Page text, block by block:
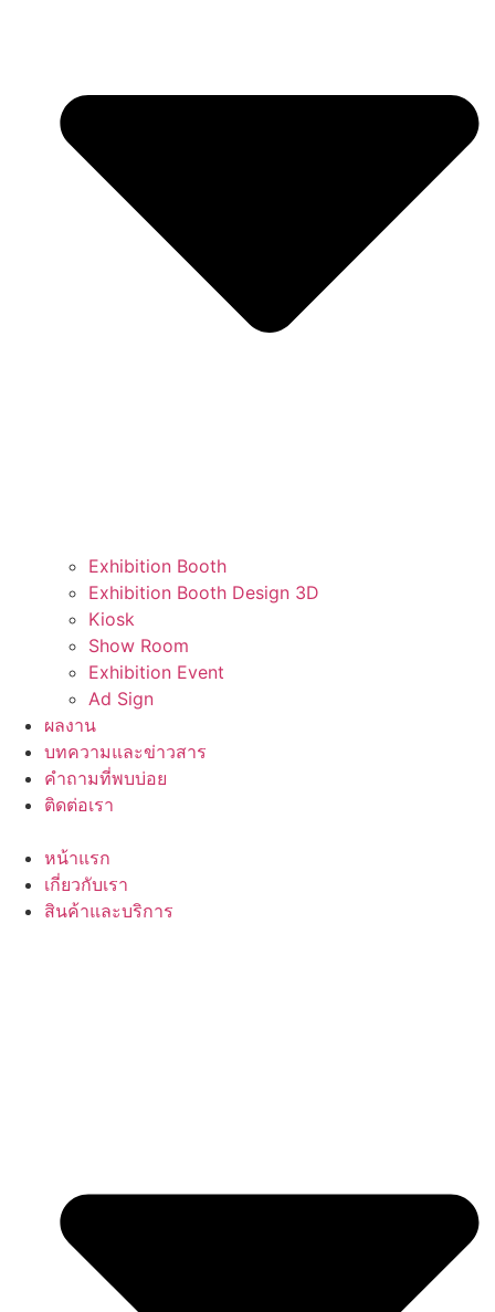
Exhibition Booth
Exhibition Booth Design 3D
Kiosk
Show Room
Exhibition Event
Ad Sign
ผลงาน
บทความและข่าวสาร
คำถามที่พบบ่อย
ติดต่อเรา
หน้าแรก
เกี่ยวกับเรา
สินค้าและบริการ